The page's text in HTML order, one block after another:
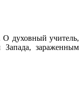
духовный учитель,
Запада, зараженным